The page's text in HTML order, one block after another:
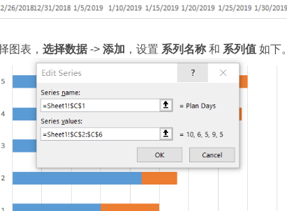
图表， 选择数据-> 添加 ，设置 系列名称和 系列值如下。